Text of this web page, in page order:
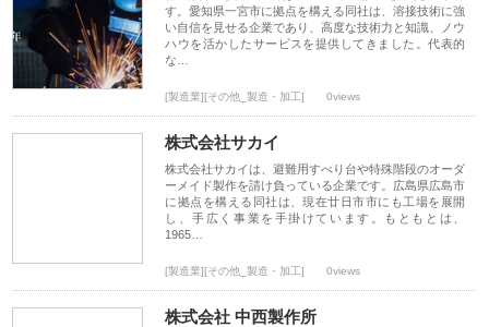
す。愛知県一宮市に拠点を構える同社は、溶接技術に強
い自信を見せる企業であり、高度な技術力と知識、ノウ
ハウを活かしたサービスを提供してきました。代表的
な…
[製造業][その他_製造・加工] 0views
株式会社サカイ
株式会社サカイは、避難用すべり台や特殊階段のオーダ
ーメイド製作を請け負っている企業です。広島県広島市
に拠点を構える同社は、現在廿日市市にも工場を展開
し、手広く事業を手掛けています。もともとは、
1965…
[製造業][その他_製造・加工] 0views
株式会社 中西製作所